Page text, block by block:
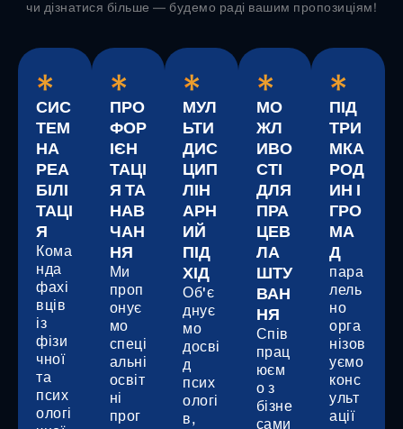
чи дізнатися більше — будемо раді вашим пропозиціям!
*
СИС
ТЕМ
НА
РЕА
БІЛІ
ТАЦІ
Я
Кома
нда
фахі
вців
із
фізи
чної
та
псих
ологі
*
ПРО
ФОР
ІЄН
ТАЦІ
Я ТА
НАВ
ЧАН
НЯ
Ми
проп
онує
мо
спеці
альні
освіт
ні
прог
*
МУЛ
ЬТИ
ДИС
ЦИП
ЛІН
АРН
ИЙ
ПІД
ХІД
Об'є
днує
мо
досві
д
псих
ологі
в,
*
МО
ЖЛ
ИВО
СТІ
ДЛЯ
ПРА
ЦЕВ
ЛА
ШТУ
ВАН
НЯ
Спів
прац
юєм
о з
бізне
сами
*
ПІД
ТРИ
МКА
РОД
ИН І
ГРО
МА
Д
пара
лель
но
орга
нізов
уємо
конс
ульт
ації